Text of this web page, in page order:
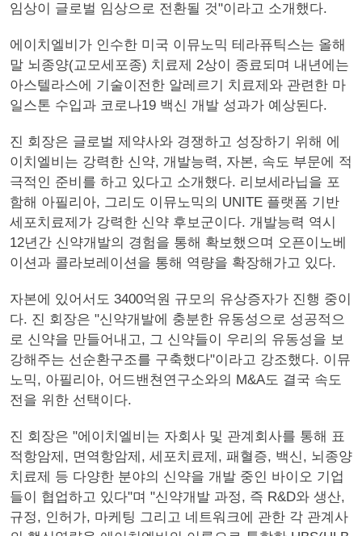
임상이 글로벌 임상으로 전환될 것"이라고 소개했다.
에이치엘비가 인수한 미국 이뮤노믹 테라퓨틱스는 올해
말 뇌종양(교모세포종) 치료제 2상이 종료되며 내년에는
아스텔라스에 기술이전한 알레르기 치료제와 관련한 마
일스톤 수입과 코로나19 백신 개발 성과가 예상된다.
진 회장은 글로벌 제약사와 경쟁하고 성장하기 위해 에
이치엘비는 강력한 신약, 개발능력, 자본, 속도 부문에 적
극적인 준비를 하고 있다고 소개했다. 리보세라닙을 포
함해 아필리아, 그리도 이뮤노믹의 UNITE 플랫폼 기반
세포치료제가 강력한 신약 후보군이다. 개발능력 역시
12년간 신약개발의 경험을 통해 확보했으며 오픈이노베
이션과 콜라보레이션을 통해 역량을 확장해가고 있다.
자본에 있어서도 3400억원 규모의 유상증자가 진행 중이
다. 진 회장은 "신약개발에 충분한 유동성으로 성공적으
로 신약을 만들어내고, 그 신약들이 우리의 유동성을 보
강해주는 선순환구조를 구축했다"이라고 강조했다. 이뮤
노믹, 아필리아, 어드밴쳔연구소와의 M&A도 결국 속도
전을 위한 선택이다.
진 회장은 "에이치엘비는 자회사 및 관계회사를 통해 표
적항암제, 면역항암제, 세포치료제, 패혈증, 백신, 뇌종양
치료제 등 다양한 분야의 신약을 개발 중인 바이오 기업
들이 협업하고 있다"며 "신약개발 과정, 즉 R&D와 생산,
규정, 인허가, 마케팅 그리고 네트워크에 관한 각 관계사